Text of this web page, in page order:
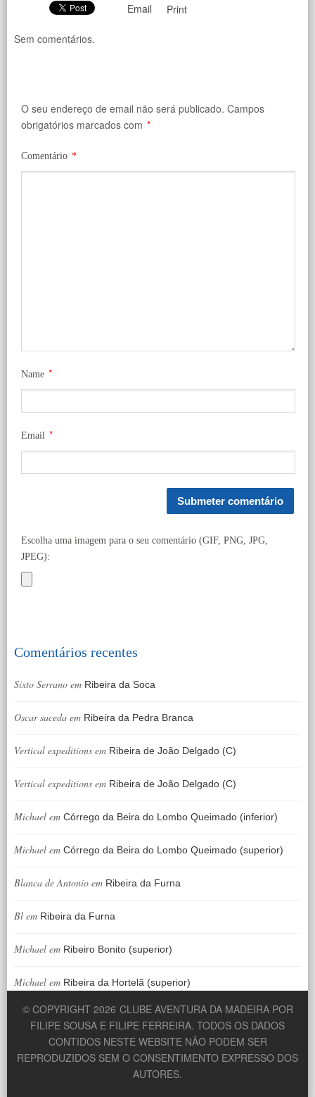
Email Print
Sem comentários.
O seu endereço de email não será publicado. Campos
obrigatórios marcados com *
Comentário *
Name *
Email *
Escolha uma imagem para o seu comentário (GIF, PNG, JPG,
JPEG):
Comentários recentes
Sixto Serrano em Ribeira da Soca
Oscar saceda em Ribeira da Pedra Branca
Vertical expeditions em Ribeira de João Delgado (C)
Vertical expeditions em Ribeira de João Delgado (C)
Michael em Córrego da Beira do Lombo Queimado (inferior)
Michael em Córrego da Beira do Lombo Queimado (superior)
Blanca de Antonio em Ribeira da Furna
Bl em Ribeira da Furna
Michael em Ribeiro Bonito (superior)
Michael em Ribeira da Hortelã (superior)
© COPYRIGHT 2026 CLUBE AVENTURA DA MADEIRA POR
FILIPE SOUSA E FILIPE FERREIRA. TODOS OS DADOS
CONTIDOS NESTE WEBSITE NÃO PODEM SER
REPRODUZIDOS SEM O CONSENTIMENTO EXPRESSO DOS
AUTORES.